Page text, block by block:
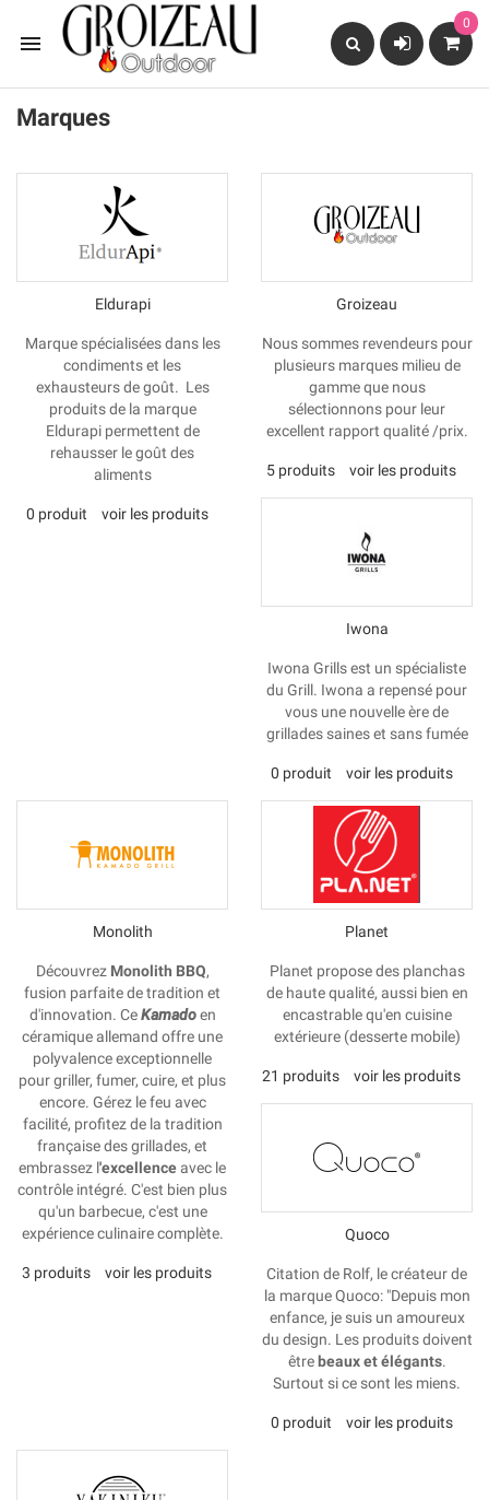

0
Marques
Eldurapi
Marque spécialisées dans les
condiments et les
exhausteurs de goût. Les
produits de la marque
Eldurapi permettent de
rehausser le goût des
aliments
0 produit voir les produits
Groizeau
Nous sommes revendeurs pour
plusieurs marques milieu de
gamme que nous
sélectionnons pour leur
excellent rapport qualité /prix.
5 produits voir les produits
Iwona
Iwona Grills est un spécialiste
du Grill. Iwona a repensé pour
vous une nouvelle ère de
grillades saines et sans fumée
0 produit voir les produits
Monolith
Découvrez Monolith BBQ,
fusion parfaite de tradition et
d'innovation. CeKamado en
céramique allemand offre une
polyvalence exceptionnelle
pour griller, fumer, cuire, et plus
encore. Gérez le feu avec
facilité, profitez de la tradition
française des grillades, et
embrassez l'excellenceavec le
contrôle intégré. C'est bien plus
qu'un barbecue, c'est une
expérience culinaire complète.
3 produits voir les produits
Planet
Planet propose des planchas
de haute qualité, aussi bien en
encastrable qu'en cuisine
extérieure (desserte mobile)
21 produits voir les produits
Quoco
Citation de Rolf, le créateur de
la marque Quoco: "Depuis mon
enfance, je suis un amoureux
du design. Les produits doivent
être beaux et élégants.
Surtout si ce sont les miens.
0 produit voir les produits